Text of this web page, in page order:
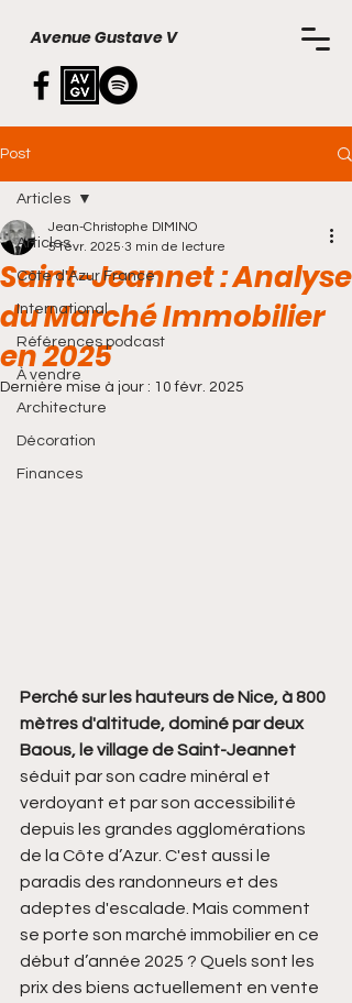
Avenue Gustave V
Post
Articles
Côte d'Azur France
International
Références podcast
À vendre
Architecture
Décoration
Finances
Articles
Saint-Jeannet : Analyse
du Marché Immobilier
en 2025
Jean-Christophe DIMINO
5 févr. 2025 3 min de lecture
Dernière mise à jour : 10 févr. 2025
Perché sur les hauteurs de Nice, à 800
mètres d'altitude, dominé par deux
Baous, le village de Saint-Jeannet
séduit par son cadre minéral et
verdoyant et par son accessibilité
depuis les grandes agglomérations
de la Côte d’Azur. C'est aussi le
paradis des randonneurs et des
adeptes d'escalade. Mais comment
se porte son marché immobilier en ce
début d’année 2025 ? Quels sont les
prix des biens actuellement en vente